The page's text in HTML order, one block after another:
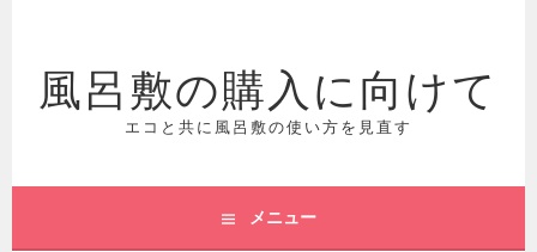
ス
ッ
風呂敷の購入に向けて
エコと共に風呂敷の使い方を見直す
メニュー